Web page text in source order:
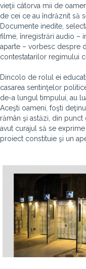
vieţii câtorva mii de
de cei ce au îndrăznit să
Documente inedite,
filme, înregistrări audio –
aparte – vorbesc despre
contestatarilor regimului
Dincolo de rolul ei
casarea sentinţelor
de-a lungul timpului, au
Aceşti oameni, foşti
rămân şi astăzi, din punct
avut curajul să se
proiect constituie şi un